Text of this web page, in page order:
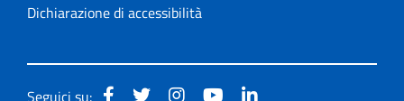
Dichiarazione di accessibilità
Seguici su: